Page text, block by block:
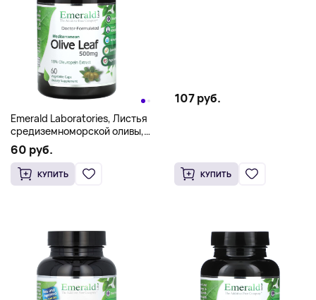
Emerald Laboratories, Листья
средиземноморской оливы,
500 мг, 60 растительных
капсул
60 руб.
КУПИТЬ
107 руб.
КУПИТЬ